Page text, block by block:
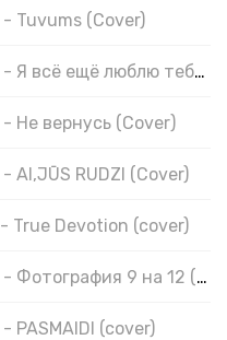
- Tuvums (Cover)
- Я всё ещё люблю тебя (Cover)
- Не вернусь (Cover)
- AI,JŪS RUDZI (Cover)
- True Devotion (cover)
- Фотография 9 на 12 (Cover)
- PASMAIDI (cover)